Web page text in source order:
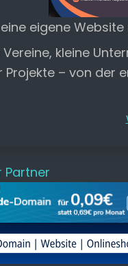
eigene
kleine
Projekte – von der